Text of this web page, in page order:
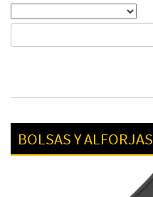
BOLSAS Y ALFORJAS